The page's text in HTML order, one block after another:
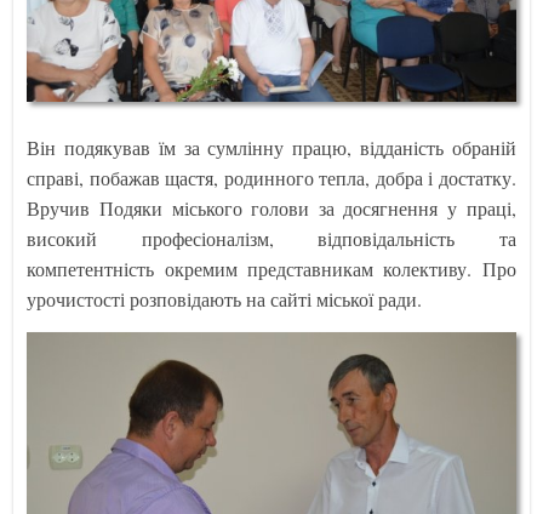
Він подякував їм за сумлінну працю, відданість обраній
справі, побажав щастя, родинного тепла, добра і достатку.
Вручив Подяки міського голови за досягнення у праці,
високий професіоналізм, відповідальність та
компетентність окремим представникам колективу. Про
урочистості розповідають на сайті міської ради.